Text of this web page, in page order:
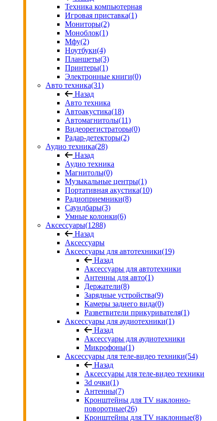
Техника компьютерная
Игровая приставка(1)
Мониторы(2)
Моноблок(1)
Мфу(2)
Ноутбуки(4)
Планшеты(3)
Принтеры(1)
Электронные книги(0)
Авто техника(31)
Назад
Авто техника
Автоакустика(18)
Автомагнитолы(11)
Видеорегистраторы(0)
Радар-детекторы(2)
Аудио техника(28)
Назад
Аудио техника
Магнитолы(0)
Музыкальные центры(1)
Портативная акустика(10)
Радиоприемники(8)
Саундбары(3)
Умные колонки(6)
Аксессуары(1288)
Назад
Аксессуары
Аксессуары для автотехники(19)
Назад
Аксессуары для автотехники
Антенны для авто(1)
Держатели(8)
Зарядные устройства(9)
Камеры заднего вида(0)
Разветвители прикуривателя(1)
Аксессуары для аудиотехники(1)
Назад
Аксессуары для аудиотехники
Микрофоны(1)
Аксессуары для теле-видео техники(54)
Назад
Аксессуары для теле-видео техники
3d очки(1)
Антенны(7)
Кронштейны для TV наклонно-
поворотные(26)
Кронштейны для TV наклонные(8)